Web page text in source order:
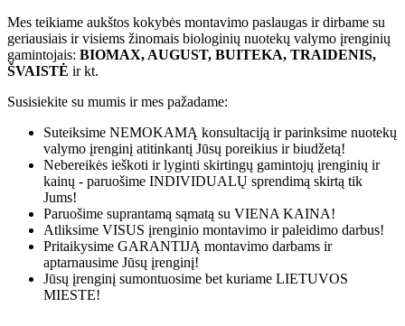
Mes teikiame aukštos kokybės montavimo paslaugas ir dirbame su
geriausiais ir visiems žinomais biologinių nuotekų valymo įrenginių
gamintojais: BIOMAX, AUGUST, BUITEKA, TRAIDENIS,
ŠVAISTĖ ir kt.
Susisiekite su mumis ir mes pažadame:
Suteiksime NEMOKAMĄ konsultaciją ir parinksime nuotekų
valymo įrenginį atitinkantį Jūsų poreikius ir biudžetą!
Nebereikės ieškoti ir lyginti skirtingų gamintojų įrenginių ir
kainų - paruošime INDIVIDUALŲ sprendimą skirtą tik
Jums!
Paruošime suprantamą sąmatą su VIENA KAINA!
Atliksime VISUS įrenginio montavimo ir paleidimo darbus!
Pritaikysime GARANTIJĄ montavimo darbams ir
aptarnausime Jūsų įrenginį!
Jūsų įrenginį sumontuosime bet kuriame LIETUVOS
MIESTE!